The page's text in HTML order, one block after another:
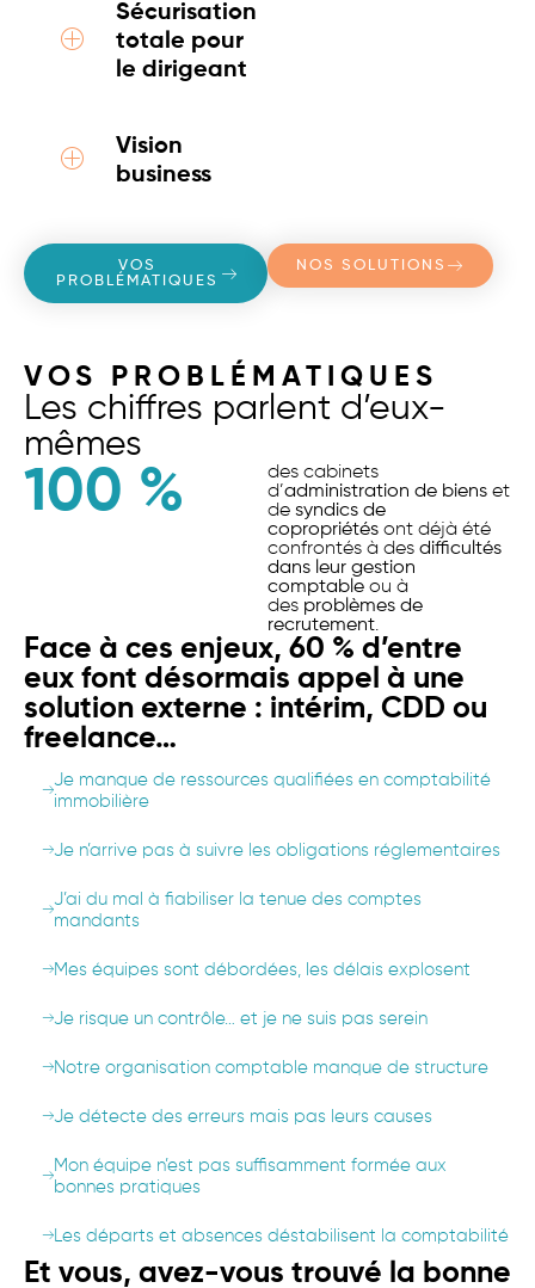
Sécurisation
totale pour
le dirigeant
Vision
business
VOS
PROBLÉMATIQUES
NOS SOLUTIONS
VOS PROBLÉMATIQUES
Les chiffres parlent d’eux-
mêmes
100 %
des cabinets
d’administration de biens et
de syndics de
copropriétés ont déjà été
confrontés à des difficultés
dans leur gestion
comptable ou à
des problèmes de
recrutement.
Face à ces enjeux, 60 % d’entre
eux font désormais appel à une
solution externe : intérim, CDD ou
freelance…
Je manque de ressources qualifiées en comptabilité
immobilière
Je n’arrive pas à suivre les obligations réglementaires
J’ai du mal à fiabiliser la tenue des comptes
mandants
Mes équipes sont débordées, les délais explosent
Je risque un contrôle… et je ne suis pas serein
Notre organisation comptable manque de structure
Je détecte des erreurs mais pas leurs causes
Mon équipe n’est pas suffisamment formée aux
bonnes pratiques
Les départs et absences déstabilisent la comptabilité
Et vous, avez-vous trouvé la bonne